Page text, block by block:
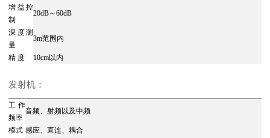
增益控
制
20dB～60dB
深度测
量
3m范围内
精 度 10cm以内
发射机：
工作
频率
音频、射频以及中频
模式 感应、直连、耦合